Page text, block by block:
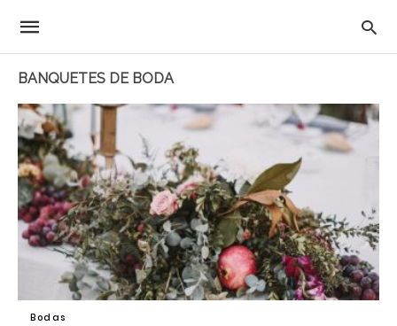
BANQUETES DE BODA
Bodas